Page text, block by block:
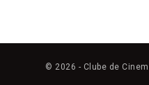
© 2026 - Clube de